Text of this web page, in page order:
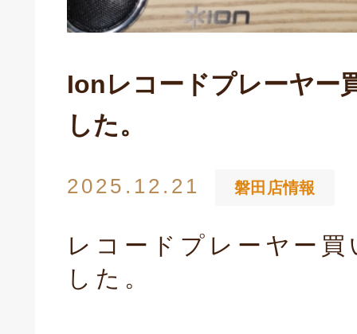
Ionレコードプレーヤー
した。
2025.12.21 磐田店情報
レコードプレーヤー
した。